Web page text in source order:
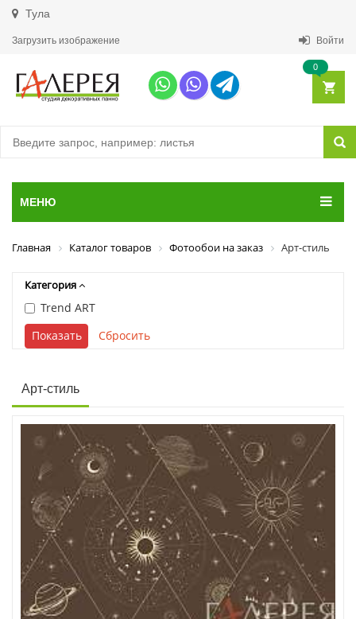
Тула
Загрузить изображение Войти
0
МЕНЮ
Главная Каталог товаров Фотообои на заказ Арт-стиль
Категория
Trend ART
Арт-стиль